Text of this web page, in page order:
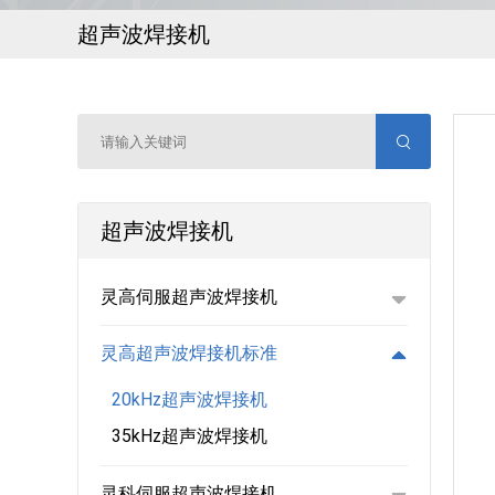
超声波焊接机
超声波焊接机
灵高伺服超声波焊接机
灵高超声波焊接机标准
20kHz超声波焊接机
35kHz超声波焊接机